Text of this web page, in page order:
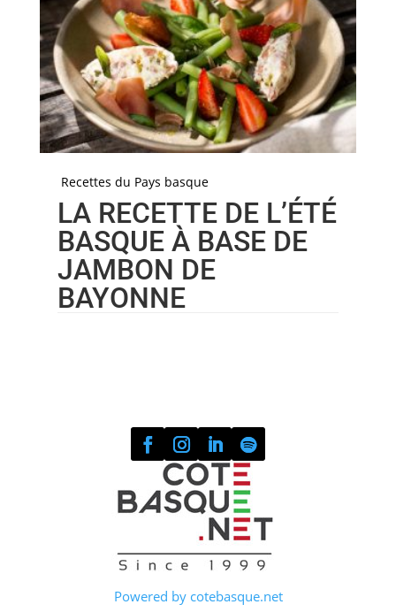
Recettes du Pays basque
LA RECETTE DE L’ÉTÉ
BASQUE À BASE DE
JAMBON DE
BAYONNE
Powered by cotebasque.net